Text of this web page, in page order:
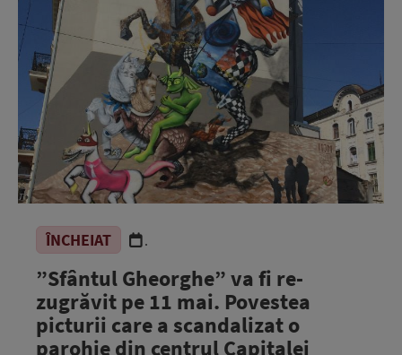
ÎNCHEIAT .
”Sfântul Gheorghe” va fi re-
zugrăvit pe 11 mai. Povestea
picturii care a scandalizat o
parohie din centrul Capitalei